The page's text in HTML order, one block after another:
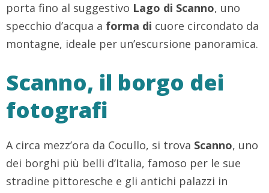
porta fino al suggestivo Lago di Scanno, uno
specchio d’acqua a forma di cuore circondato da
montagne, ideale per un’escursione panoramica.
Scanno, il borgo dei
fotografi
A circa mezz’ora da Cocullo, si trova Scanno, uno
dei borghi più belli d’Italia, famoso per le sue
stradine pittoresche e gli antichi palazzi in